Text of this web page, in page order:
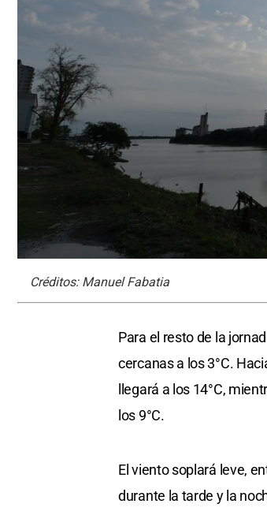
Créditos: Manuel Fabatia
Para el resto de la
cercanas a los 3°C.
llegará a los 14°C,
los 9°C.
El viento soplará leve,
durante la tarde y la